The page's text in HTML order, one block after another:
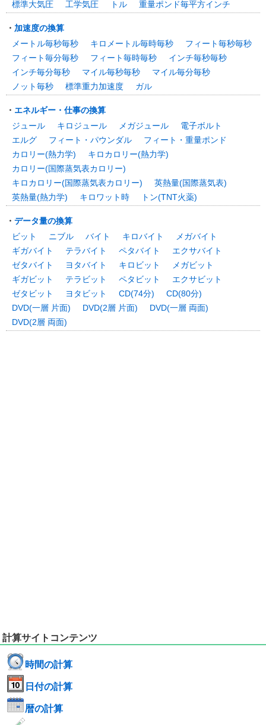
標準大気圧 工学気圧 トル 重量ポンド毎平方インチ
・ 加速度の換算
メートル毎秒毎秒
キロメートル毎時毎秒
フィート毎秒毎秒
フィート毎分毎秒
フィート毎時毎秒
インチ毎秒毎秒
インチ毎分毎秒
マイル毎秒毎秒
マイル毎分毎秒
ノット毎秒
標準重力加速度 ガル
・ エネルギー・仕事の換算
ジュール
キロジュール メガジュール
電子ボルト
エルグ
フィート・パウンダル
フィート・重量ポンド
カロリー(熱力学)
キロカロリー(熱力学)
カロリー(国際蒸気表カロリー)
キロカロリー(国際蒸気表カロリー)
英熱量(国際蒸気表)
英熱量(熱力学)
キロワット時 トン(TNT火薬)
・ データ量の換算
ビット
ニブル バイト キロバイト
メガバイト
ギガバイト
テラバイト ペタバイト
エクサバイト
ゼタバイト
ヨタバイト キロビット
メガビット
ギガビット
テラビット ペタビット
エクサビット
ゼタビット
ヨタビット CD(74分)
CD(80分)
DVD(一層 片面)
DVD(2層 片面)
DVD(一層 両面)
DVD(2層 両面)
計算サイトコンテンツ
時間の計算
日付の計算
暦の計算